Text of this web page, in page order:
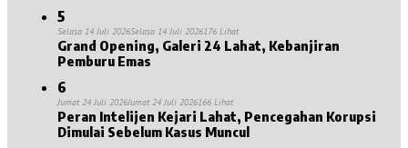
5
Selasa 14 Juli 2026Selasa 14 Juli 2026176 Lihat
Grand Opening, Galeri 24 Lahat, Kebanjiran
Pemburu Emas
6
Jumat 24 Juli 2026Jumat 24 Juli 2026166 Lihat
Peran Intelijen Kejari Lahat, Pencegahan Korupsi
Dimulai Sebelum Kasus Muncul